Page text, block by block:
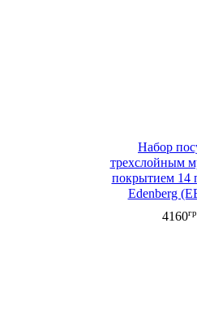
Набор
трехслойным
покрытием 14
Edenberg
4160